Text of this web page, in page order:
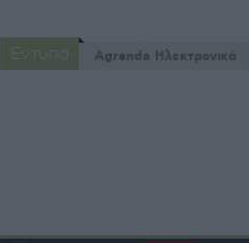
Έντυπα Agrenda Ηλεκτρονικά